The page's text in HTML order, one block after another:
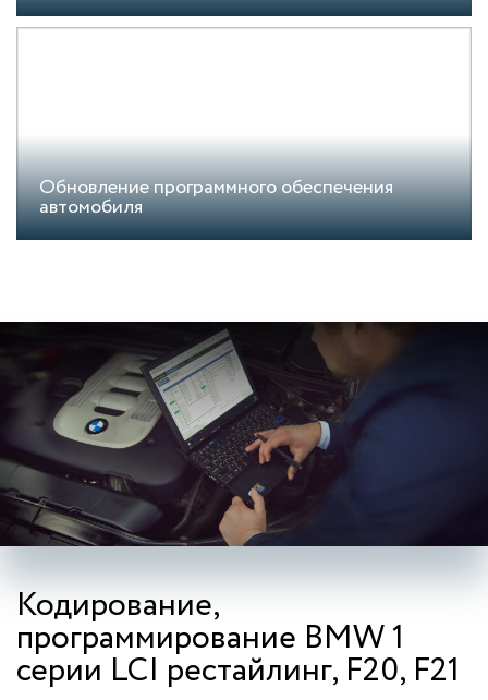
Обновление программного обеспечения
автомобиля
Кодирование,
программирование BMW 1
серии LCI рестайлинг, F20, F21